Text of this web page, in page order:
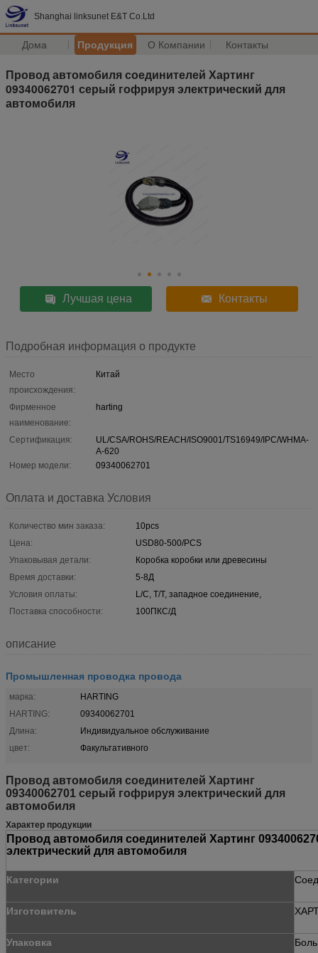
Shanghai linksunet E&T Co.Ltd
Дома Продукция О Компании Контакты
Провод автомобиля соединителей Хартинг
09340062701 серый гофрируя электрический для
автомобиля
Лучшая цена Контакты
Подробная информация о продукте
Место
происхождения:
Китай
Фирменное
наименование:
harting
Сертификация:
UL/CSA/ROHS/REACH/ISO9001/TS16949/IPC/WHMA-
A-620
Номер модели:
09340062701
Оплата и доставка Условия
Количество мин заказа:
10pcs
Цена:
USD80-500/PCS
Упаковывая детали:
Коробка коробки или древесины
Время доставки:
5-8Д
Условия оплаты:
L/C, T/T, западное соединение,
Поставка способности:
100ПКС/Д
описание
Промышленная проводка провода
марка:
HARTING
HARTING:
09340062701
Длина:
Индивидуальное обслуживание
цвет:
Факультативного
Провод автомобиля соединителей Хартинг
09340062701 серый гофрируя электрический для
автомобиля
Характер продукции
Провод автомобиля соединителей Хартинг
электрический для автомобиля
Категории
Изготовитель
Упаковка